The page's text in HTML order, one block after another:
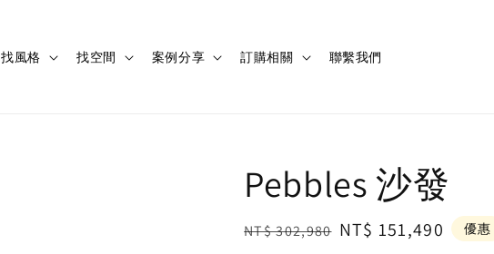
找風格 找空間 案例分享 訂購相關 聯繫我們
Pebbles 沙發
Regular
NT$ 302,980 Sale
NT$ 151,490 優惠